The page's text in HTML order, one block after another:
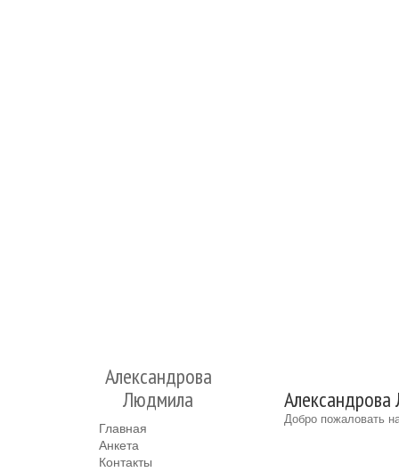
Александрова
Людмила
Главная
Анкета
Контакты
Добро пожаловать